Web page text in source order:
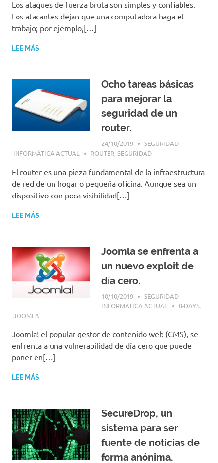
Los ataques de fuerza bruta son simples y confiables.
Los atacantes dejan que una computadora haga el
trabajo; por ejemplo,[…]
LEE MÁS
Ocho tareas básicas
para mejorar la
seguridad de un
router.
24/10/2019
SEGURIDAD
INFORMÁTICA ACTUAL
ROUTER,SEGURIDAD
El router es una pieza fundamental de la infraestructura
de red de un hogar o pequeña oficina. Aunque sea un
dispositivo con poca visibilidad[…]
LEE MÁS
Joomla se enfrenta a
un nuevo exploit de
día cero.
10/10/2019
SEGURIDAD
INFORMÁTICA ACTUAL
0-DAYS,
JOOMLA
Joomla! el popular gestor de contenido web (CMS), se
enfrenta a una vulnerabilidad de día cero que puede
poner en[…]
LEE MÁS
SecureDrop, un
sistema para ser
fuente de noticias de
forma anónima.